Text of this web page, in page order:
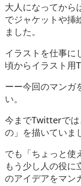
大人になってから
でジャケットや挿
ました。
イラストを仕事に
頃からイラスト用
ーー今回のマンガ
い。
今までTwitterでは
の」を描いていま
でも「ちょっと使
もう少し人の役に
のアイデアをマン